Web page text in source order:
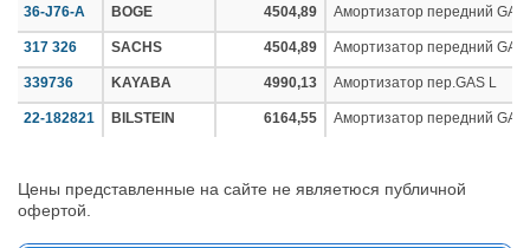
36-J76-A BOGE 4504,89 Амортизатор передний GAS
317 326 SACHS 4504,89 Амортизатор передний GAS
339736 KAYABA 4990,13 Амортизатор пер.GAS L
22-182821 BILSTEIN 6164,55 Амортизатор передний GAS
Цены представленные на сайте не являетюся публичной
офертой.